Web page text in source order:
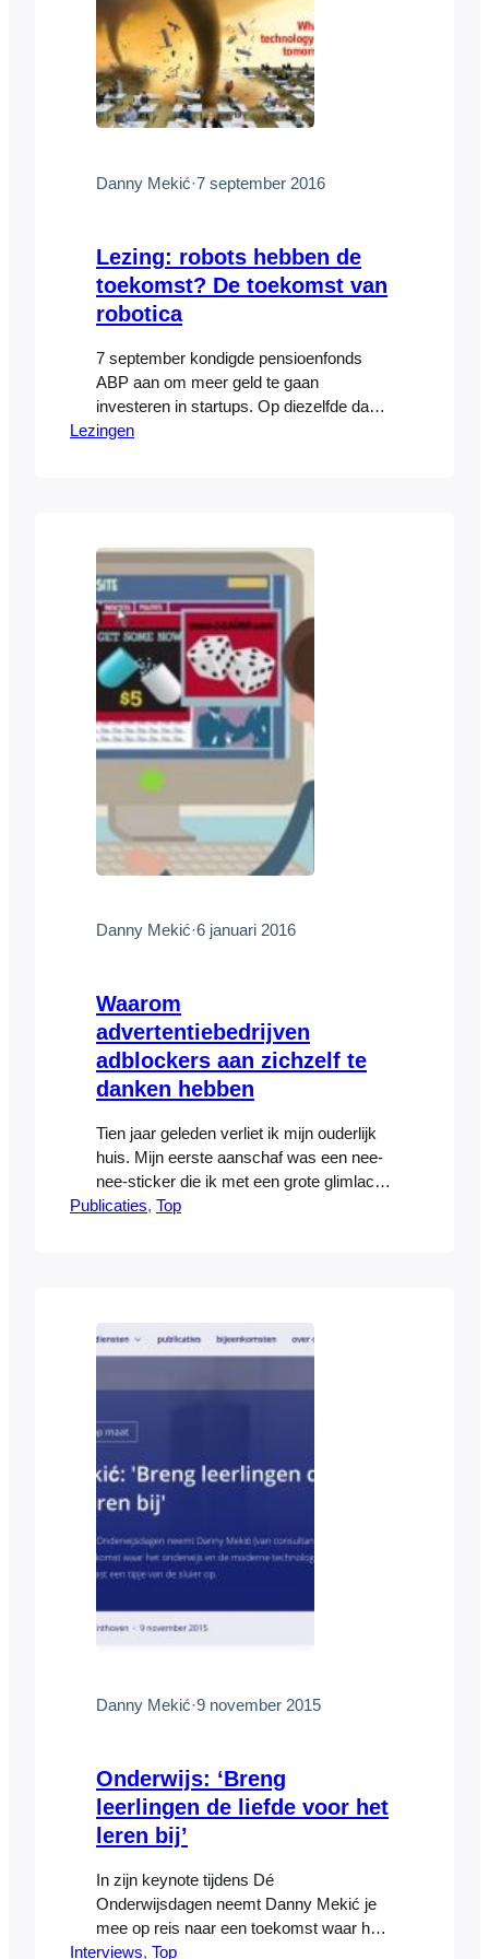
Danny Mekić·7 september 2016
Lezing: robots hebben de
toekomst? De toekomst van
robotica
7 september kondigde pensioenfonds
ABP aan om meer geld te gaan
investeren in startups. Op diezelfde dag
was Danny Mekic’ te gast tijdens de
Danny een verdieping in robots en
robotica. Dat deed hij samen met Mike
van…
Lezingen
Danny Mekić·6 januari 2016
Waarom
advertentiebedrijven
adblockers aan zichzelf te
danken hebben
Tien jaar geleden verliet ik mijn ouderlijk
huis. Mijn eerste aanschaf was een nee-
nee-sticker die ik met een grote glimlach
op mijn brievenbus plakte. Wat is dat toch
commerciële boodschappen ik…
Publicaties, Top
Danny Mekić·9 november 2015
Onderwijs: ‘Breng
leerlingen de liefde voor het
leren bij’
In zijn keynote tijdens Dé
Onderwijsdagen neemt Danny Mekić je
mee op reis naar een toekomst waar het
onderwijs en de moderne technologie
Interviews, Top